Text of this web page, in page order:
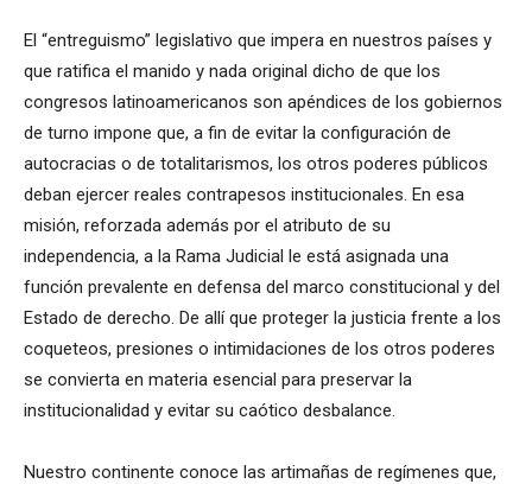
El “entreguismo” legislativo que impera en nuestros países y
que ratifica el manido y nada original dicho de que los
congresos latinoamericanos son apéndices de los gobiernos
de turno impone que, a fin de evitar la configuración de
autocracias o de totalitarismos, los otros poderes públicos
deban ejercer reales contrapesos institucionales. En esa
misión, reforzada además por el atributo de su
independencia, a la Rama Judicial le está asignada una
función prevalente en defensa del marco constitucional y del
Estado de derecho. De allí que proteger la justicia frente a los
coqueteos, presiones o intimidaciones de los otros poderes
se convierta en materia esencial para preservar la
institucionalidad y evitar su caótico desbalance.
Nuestro continente conoce las artimañas de regímenes que,